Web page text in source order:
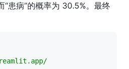
“患病”的概率为 30.5%。最终